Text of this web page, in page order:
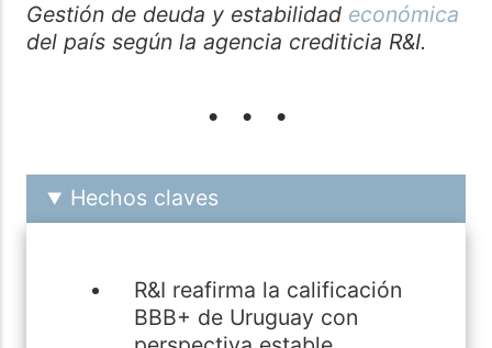
Gestión de deuda y estabilidad económica
del país según la agencia crediticia R&I.
Hechos claves
R&I reafirma la calificación
BBB+ de Uruguay con